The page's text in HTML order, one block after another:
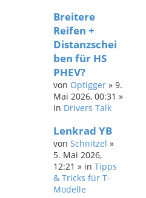
Breitere
Reifen +
Distanzschei
ben für HS
PHEV?
von Optigger » 9.
Mai 2026, 00:31 »
in Drivers Talk
Lenkrad YB
von Schnitzel »
5. Mai 2026,
12:21 » in Tipps
& Tricks für T-
Modelle